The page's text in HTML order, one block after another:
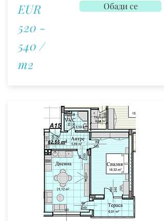
EUR
520 -
540 /
m2
Обади се